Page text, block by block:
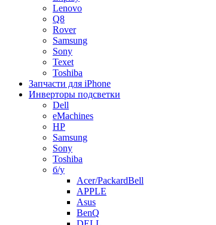
Lenovo
Q8
Rover
Samsung
Sony
Texet
Toshiba
Запчасти для iPhone
Инверторы подсветки
Dell
eMachines
HP
Samsung
Sony
Toshiba
б/у
Acer/PackardBell
APPLE
Asus
BenQ